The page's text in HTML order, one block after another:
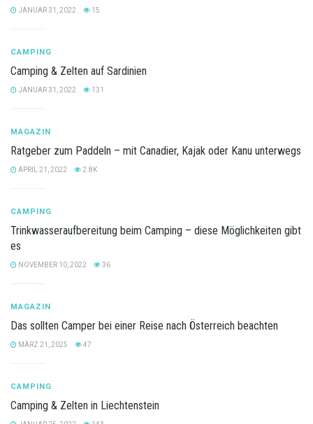
JANUAR 31, 2022 15
CAMPING
Camping & Zelten auf Sardinien
JANUAR 31, 2022 131
MAGAZIN
Ratgeber zum Paddeln – mit Canadier, Kajak oder Kanu unterwegs
APRIL 21, 2022 2.8K
CAMPING
Trinkwasseraufbereitung beim Camping – diese Möglichkeiten gibt
es
NOVEMBER 10, 2022 36
MAGAZIN
Das sollten Camper bei einer Reise nach Österreich beachten
MÄRZ 21, 2025 47
CAMPING
Camping & Zelten in Liechtenstein